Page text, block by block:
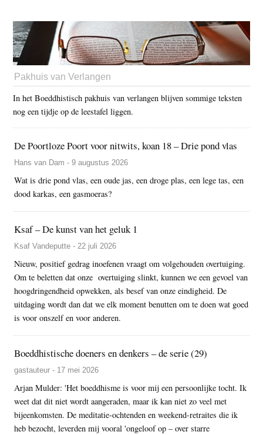
Pakhuis van Verlangen
In het Boeddhistisch pakhuis van verlangen blijven sommige teksten
nog een tijdje op de leestafel liggen.
De Poortloze Poort voor nitwits, koan 18 – Drie pond vlas
Hans van Dam - 9 augustus 2026
Wat is drie pond vlas, een oude jas, een droge plas, een lege tas, een
dood karkas, een gasmoeras?
Ksaf – De kunst van het geluk 1
Ksaf Vandeputte - 22 juli 2026
Nieuw, positief gedrag inoefenen vraagt om volgehouden overtuiging.
Om te beletten dat onze overtuiging slinkt, kunnen we een gevoel van
hoogdringendheid opwekken, als besef van onze eindigheid. De
uitdaging wordt dan dat we elk moment benutten om te doen wat goed
is voor onszelf en voor anderen.
Boeddhistische doeners en denkers – de serie (29)
gastauteur - 17 mei 2026
Arjan Mulder: 'Het boeddhisme is voor mij een persoonlijke tocht. Ik
weet dat dit niet wordt aangeraden, maar ik kan niet zo veel met
bijeenkomsten. De meditatie-ochtenden en weekend-retraites die ik
heb bezocht, leverden mij vooral 'ongeloof op – over starre